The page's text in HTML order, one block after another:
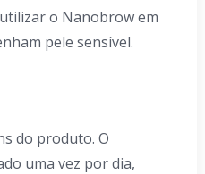
o Nanobrow em
pele sensível.
do produto. O
uma vez por dia,